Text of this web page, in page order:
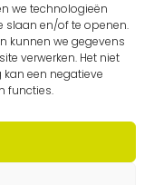
we technologieën
en/of te openen.
kunnen we gegevens
verwerken. Het niet
een negatieve
functies.